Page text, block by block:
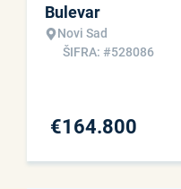
Bulevar
Novi Sad
ŠIFRA: #528086
€164.800